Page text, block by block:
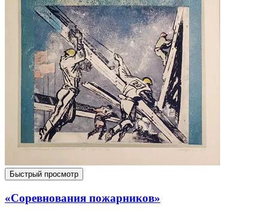
Быстрый просмотр
«Соревнования пожарников»